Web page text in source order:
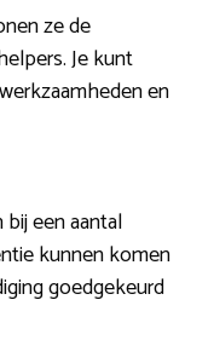
ze de
Je kunt
en
bij een aantal
kunnen komen
goedgekeurd